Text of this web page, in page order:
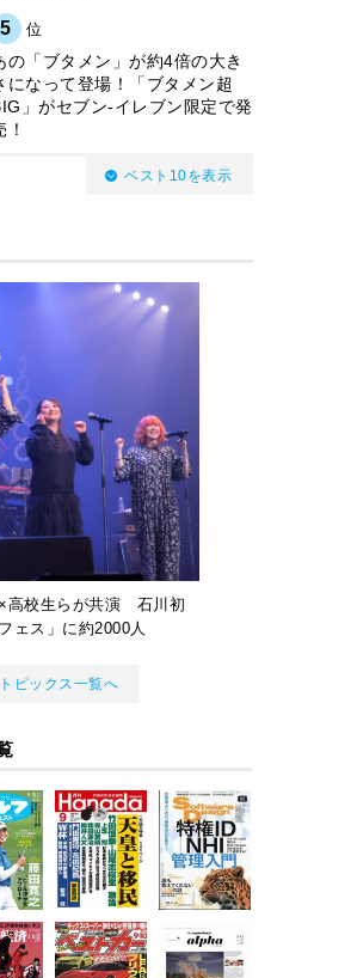
5 位
の「ブタメン」が約4倍の大き
になって登場！「ブタメン超
」がセブン‐イレブン限定で発
！
ベスト10を表示
高校生らが共演 石川初
ェス」に約2000人
トピックス一覧へ